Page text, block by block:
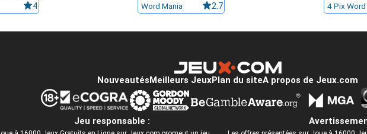
4 Word Mania 2.7 4 Pix
Nouveautés Meilleurs JeuxPlan du siteA propos de Jeux.com
Jeu responsable :